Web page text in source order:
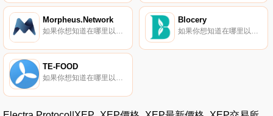
Morpheus.Network
如果你想知道在哪里以當前價格購買Morpheus.Network,目前交易{Morpheus.Network]股票的頂級加密貨幣交易所是KuCoin、Gate.io和Bittrex。您可以在我們的加密貨幣交易所頁面上找到其他列表.
Blocery
如果你想知道在哪里以當前價格購買Blocery,目前交易{Blocery]股票的頂級加密貨幣交易所是Gate.io、MEXC、Bithumb、Poloniex和BitGlobal。您可以在我們的加密貨幣交易所頁面上找到其他列表.
TE-FOOD
如果你想知道在哪里以當前價格購買TE-FOOD,目前交易{TE-FOOD]股票的頂級加密貨幣交易所是KuCoin、Coinbase Exchange、CoinEx和Uniswap（V2）。您可以在我們的加密貨幣交易所頁面上找到其他列表.